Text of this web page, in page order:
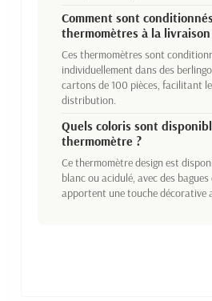
Comment sont
thermomètres à la livraison
Ces thermomètres sont
individuellement dans des
cartons de 100 pièces, facilitant
distribution.
Quels coloris sont
thermomètre ?
Ce thermomètre design est
blanc ou acidulé, avec des
apportent une touche décorative